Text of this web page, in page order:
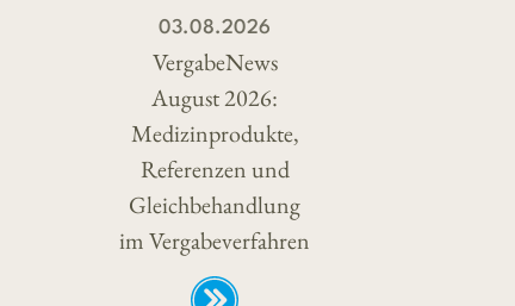
03.08.2026
VergabeNews
August 2026:
Medizinprodukte,
Referenzen und
Gleichbehandlung
im Vergabeverfahren